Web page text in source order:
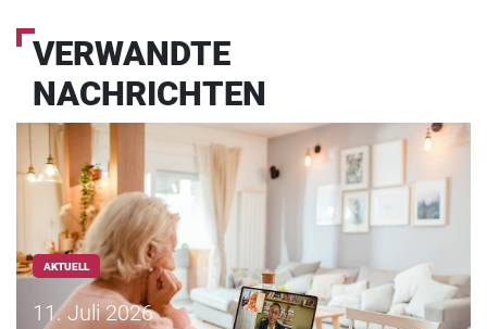
VERWANDTE
NACHRICHTEN
AKTUELL
11. Juli 2026